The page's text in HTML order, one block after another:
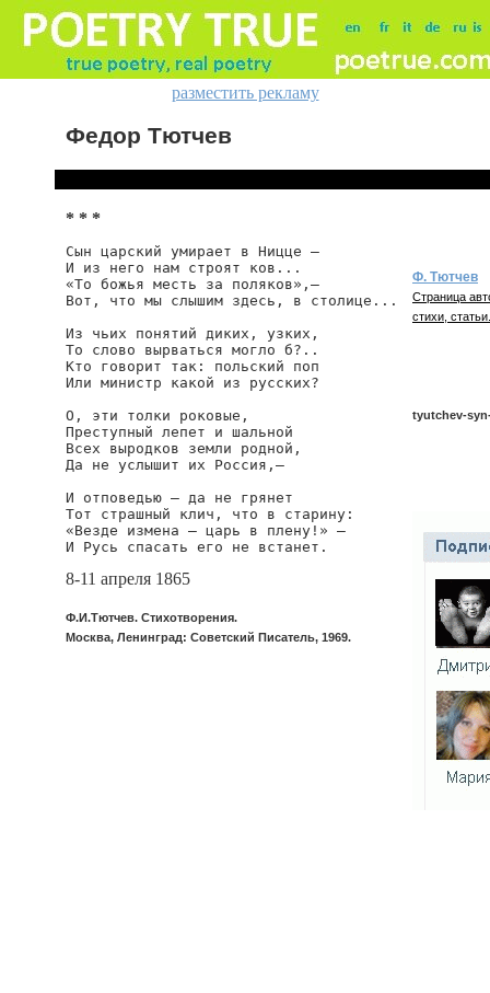
разместить рекламу
Федор Тютчев
* * *
Сын царский умирает в Ницце —
И из него нам строят ков...
«То божья месть за поляков»,—
Вот, что мы слышим здесь, в столице...
Из чьих понятий диких, узких,
То слово вырваться могло б?..
Кто говорит так: польский поп
Или министр какой из русских?
О, эти толки роковые,
Преступный лепет и шальной
Всех выродков земли родной,
Да не услышит их Россия,—
И отповедью — да не грянет
Тот страшный клич, что в старину:
«Везде измена — царь в плену!» —
И Русь спасать его не встанет.
8-11 апреля 1865
Ф.И.Тютчев. Стихотворения.
Москва, Ленинград: Советский Писатель, 1969.
Ф. Тютчев
Страница
стихи, статьи.
tyutchev-